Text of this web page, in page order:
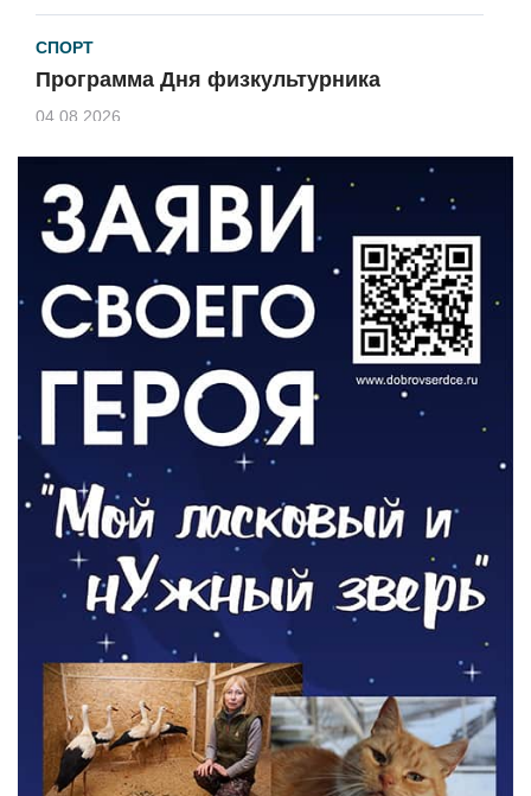
СПОРТ
Программа Дня физкультурника
04.08.2026
ЗЕМЛЯКИ
«Мы радовались, так как видели
результат своего труда»
О ЧЕМ ПИСАЛА ГАЗЕТА
По страницам архивных газет
03.08.2026